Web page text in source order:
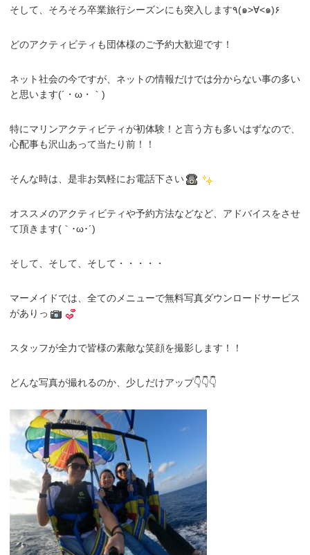
そして、そろそろ卒業旅行シーズンにも突入します٩(๑>∀<๑)۶
どのアクティビティも団体様のご予約大歓迎です！
ネット社会の今ですが、ネットの情報だけでは分からない事の多い
と思います(´・ω・｀)
特にマリンアクティビティが初体験！と言う方も多いはずなので、
心配事も沢山あって当たり前！！
そんな時は、是非お気軽にお電話下さい
オススメのアクティビティや予約方法などなど、アドバイスをさせ
て頂きます(｀･ω･´)ゞ
そして、そして、そして・・・・・
マーメイドでは、全てのメニューで無料写真ダウンロードサービス
がありっ
スタッフが全力で皆様の素敵な笑顔を撮影します！！
どんな写真が撮れるのか、少しだけアップ👇👇👇